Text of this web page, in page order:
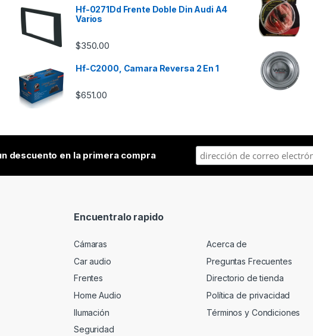
Hf-0271Dd Frente Doble Din Audi A4
Varios
$350.00
Hf-C2000, Camara Reversa 2 En 1
$651.00
descuento en la primera compra
Encuentralo rapido
Cámaras
Car audio
Frentes
Home Audio
Ilumación
Seguridad
Acerca de
Preguntas Frecuentes
Directorio de tienda
Política de privacidad
Términos y Condiciones